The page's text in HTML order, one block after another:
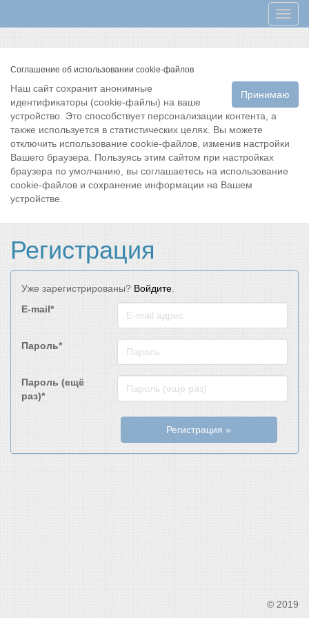
Меню
Соглашение об использовании cookie-файлов
Принимаю
Наш сайт сохранит анонимные
идентификаторы (cookie-файлы) на ваше
устройство. Это способствует персонализации контента, а
также используется в статистических целях. Вы можете
отключить использование cookie-файлов, изменив настройки
Вашего браузера. Пользуясь этим сайтом при настройках
браузера по умолчанию, вы соглашаетесь на использование
cookie-файлов и сохранение информации на Вашем
устройстве.
Регистрация
Уже зарегистрированы? Войдите
E-mail*
Пароль*
Пароль (ещё
раз)*
Регистрация »
© 2019